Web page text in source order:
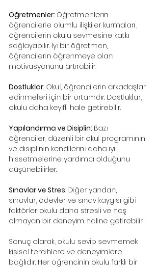
Öğretmenler: Öğretmenlerin
öğrencilerle olumlu ilişkiler kurmaları,
öğrencilerin okulu sevmesine katkı
sağlayabilir. İyi bir öğretmen,
öğrencilerin öğrenmeye olan
motivasyonunu artırabilir.
Dostluklar: Okul, öğrencilerin arkadaşlar
edinmeleri için bir ortamdır. Dostluklar,
okulu daha keyifli hale getirebilir.
Yapılandırma ve Disiplin: Bazı
öğrenciler, düzenli bir okul programının
ve disiplinin kendilerini daha iyi
hissetmelerine yardımcı olduğunu
düşünebilirler.
Sınavlar ve Stres: Diğer yandan,
sınavlar, ödevler ve sınav kaygısı gibi
faktörler okulu daha stresli ve hoş
olmayan bir deneyim haline getirebilir.
Sonuç olarak, okulu sevip sevmemek
kişisel tercihlere ve deneyimlere
bağlıdır. Her öğrencinin okulu farklı bir